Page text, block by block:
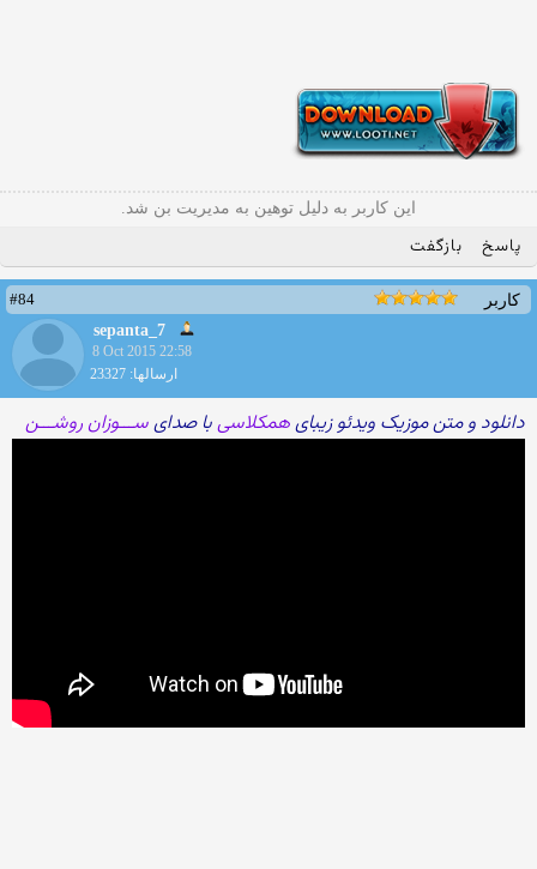
این کاربر به دلیل توهین به مدیریت بن شد.
پاسخ بازگفت
کاربر
#84
sepanta_7
8 Oct 2015 22:58
ارسالها: 23327
دانلود و متن موزیک ویدئو زیبایهمکلاسیبا صدایســـوزان روشـــن